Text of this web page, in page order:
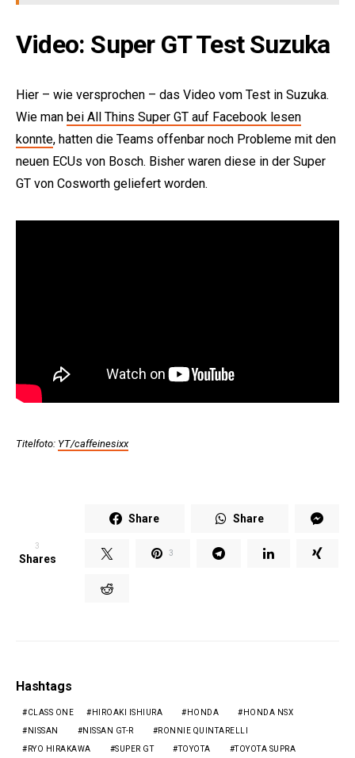
Video: Super GT Test Suzuka
Hier – wie versprochen – das Video vom Test in Suzuka.
Wie man bei All Thins Super GT auf Facebook lesen
konnte, hatten die Teams offenbar noch Probleme mit den
neuen ECUs von Bosch. Bisher waren diese in der Super
GT von Cosworth geliefert worden.
Titelfoto: YT/caffeinesixx
3
Shares
Share Share
3
Hashtags
CLASS ONE HIROAKI ISHIURA HONDA HONDA NSX
NISSAN NISSAN GT-R RONNIE QUINTARELLI
RYO HIRAKAWA SUPER GT TOYOTA TOYOTA SUPRA